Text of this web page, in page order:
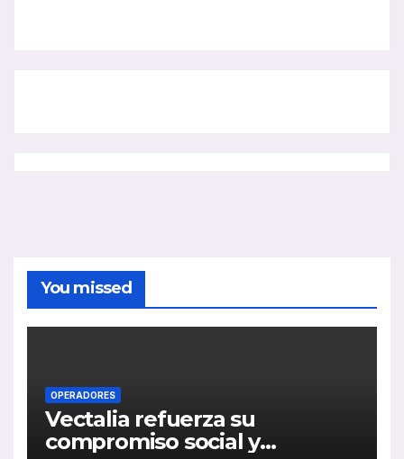
You missed
OPERADORES
Vectalia refuerza su
compromiso social y